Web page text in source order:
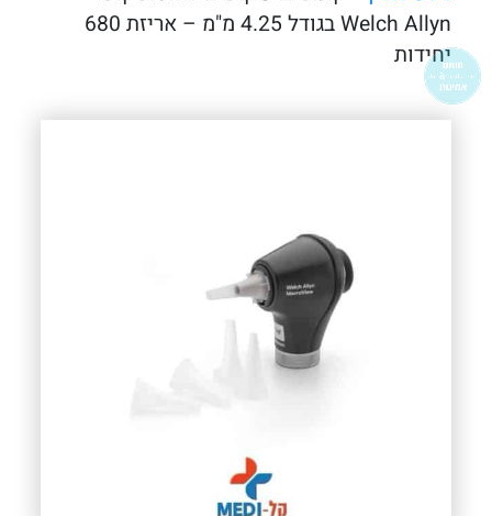
Welch Allyn בגודל 4.25 מ"מ – אריזת 680
יחידות